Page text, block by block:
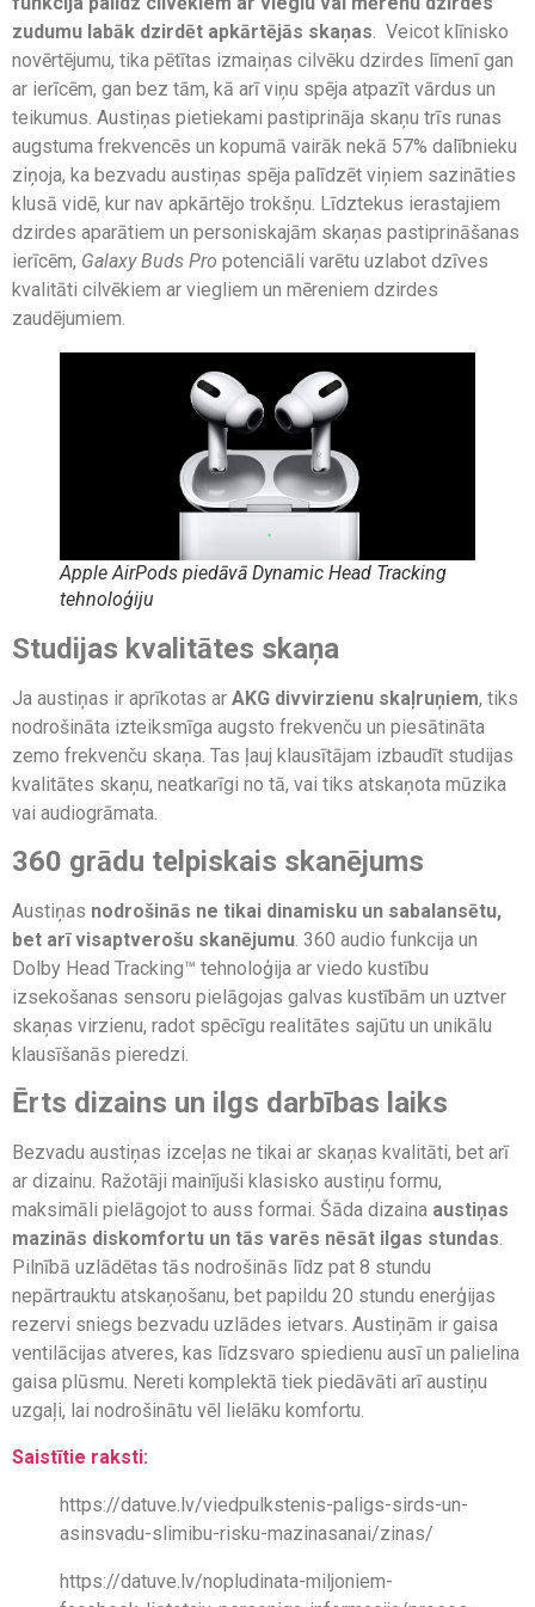
zudumu labāk dzirdēt apkārtējās skaņas. Veicot klīnisko
novērtējumu, tika pētītas izmaiņas cilvēku dzirdes līmenī gan
ar ierīcēm, gan bez tām, kā arī viņu spēja atpazīt vārdus un
teikumus. Austiņas pietiekami pastiprināja skaņu trīs runas
augstuma frekvencēs un kopumā vairāk nekā 57% dalībnieku
ziņoja, ka bezvadu austiņas spēja palīdzēt viņiem sazināties
klusā vidē, kur nav apkārtējo trokšņu. Līdztekus ierastajiem
dzirdes aparātiem un personiskajām skaņas pastiprināšanas
ierīcēm, Galaxy Buds Pro potenciāli varētu uzlabot dzīves
kvalitāti cilvēkiem ar viegliem un mēreniem dzirdes
zaudējumiem.
Apple AirPods piedāvā Dynamic Head Tracking
tehnoloģiju
Studijas kvalitātes skaņa
Ja austiņas ir aprīkotas ar AKG divvirzienu skaļruņiem, tiks
nodrošināta izteiksmīga augsto frekvenču un piesātināta
zemo frekvenču skaņa. Tas ļauj klausītājam izbaudīt studijas
kvalitātes skaņu, neatkarīgi no tā, vai tiks atskaņota mūzika
vai audiogrāmata.
360 grādu telpiskais skanējums
Austiņas nodrošinās ne tikai dinamisku un sabalansētu,
bet arī visaptverošu skanējumu. 360 audio funkcija un
Dolby Head Tracking™ tehnoloģija ar viedo kustību
izsekošanas sensoru pielāgojas galvas kustībām un uztver
skaņas virzienu, radot spēcīgu realitātes sajūtu un unikālu
klausīšanās pieredzi.
Ērts dizains un ilgs darbības laiks
Bezvadu austiņas izceļas ne tikai ar skaņas kvalitāti, bet arī
ar dizainu. Ražotāji mainījuši klasisko austiņu formu,
maksimāli pielāgojot to auss formai. Šāda dizaina austiņas
mazinās diskomfortu un tās varēs nēsāt ilgas stundas.
Pilnībā uzlādētas tās nodrošinās līdz pat 8 stundu
nepārtrauktu atskaņošanu, bet papildu 20 stundu enerģijas
rezervi sniegs bezvadu uzlādes ietvars. Austiņām ir gaisa
ventilācijas atveres, kas līdzsvaro spiedienu ausī un palielina
gaisa plūsmu. Nereti komplektā tiek piedāvāti arī austiņu
uzgaļi, lai nodrošinātu vēl lielāku komfortu.
Saistītie raksti:
https://datuve.lv/viedpulkstenis-paligs-sirds-un-
asinsvadu-slimibu-risku-mazinasanai/zinas/
https://datuve.lv/nopludinata-miljoniem-